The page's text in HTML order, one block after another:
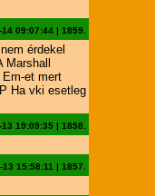
14 09:07:44| 1859.
érdekel
et mert
Ha vki esetleg
13 19:09:35| 1858.
13 15:58:11 | 1857.